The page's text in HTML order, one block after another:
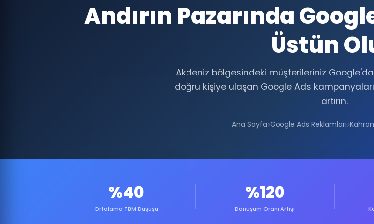
Andırın Pazarında
Üstün
Akdeniz bölgesindeki müşterileriniz
doğru kişiye ulaşan Google Ads
artırın.
Ana Sayfa Google Ads Reklamları
%40
Ortalama TBM Düşüşü
%120
Dönüşüm Oranı Artışı